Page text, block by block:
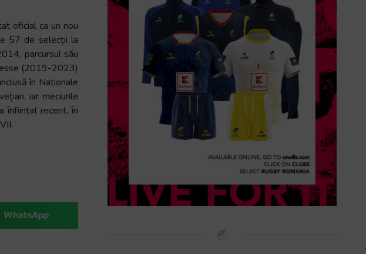
oficial ca un nou
57 de selecții la
parcursul său
(2019-2023)
în Nationale
iar meciurile
înființat recent, în
WhatsApp